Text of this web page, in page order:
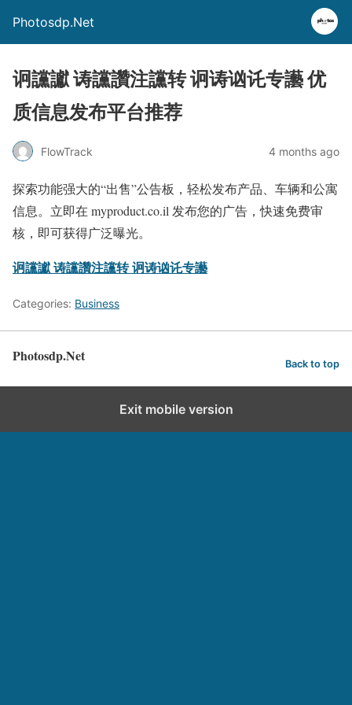
Photosdp.Net
诇讜讞 诪讜讚注讜转 诇诪讻讬专讛 优
质信息发布平台推荐
FlowTrack 4 months ago
探索功能强大的“出售”公告板，轻松发布产品、车辆和公寓
信息。立即在 myproduct.co.il 发布您的广告，快速免费审
核，即可获得广泛曝光。
诇讜讞 诪讜讚注讜转 诇诪讻讬专讛
Categories: Business
Photosdp.Net Back to top
Exit mobile version